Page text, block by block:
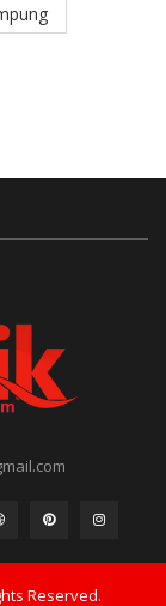
Reserved.